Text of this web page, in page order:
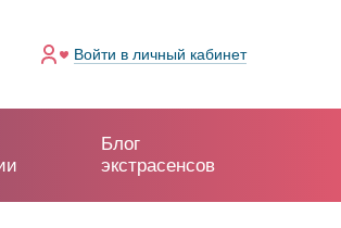
Войти в личный кабинет
Блог
экстрасенсов